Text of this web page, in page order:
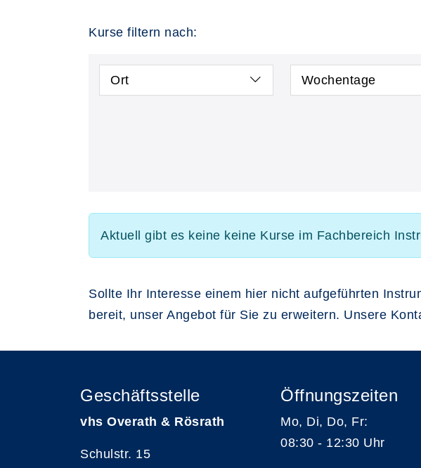
Kurse filtern nach:
Ort Wochentage
Aktuell gibt es keine keine Kurse im Fachbereich
Sollte Ihr Interesse einem hier nicht aufgeführten
bereit, unser Angebot für Sie zu erweitern. Unsere
Geschäftsstelle
vhs Overath & Rösrath
Schulstr. 15
Öffnungszeiten
Mo, Di, Do, Fr:
08:30 - 12:30 Uhr